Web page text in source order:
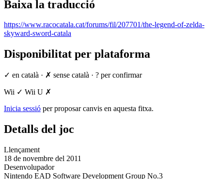
Baixa la traducció
https://www.racocatala.cat/forums/fil/207701/the-legend-of-zelda-
skyward-sword-catala
Disponibilitat per plataforma
✓ en català · ✗ sense català · ? per confirmar
Wii ✓ Wii U ✗
Inicia sessió per proposar canvis en aquesta fitxa.
Detalls del joc
Llençament
18 de novembre del 2011
Desenvolupador
Nintendo EAD Software Development Group No.3